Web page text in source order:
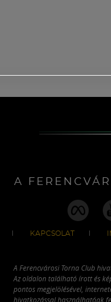
A
KAPCSOLAT
A Ferencvárosi Torna Club
Az oldalon található írott és
pontos megjelölésével,
hivatkozással használhatóak